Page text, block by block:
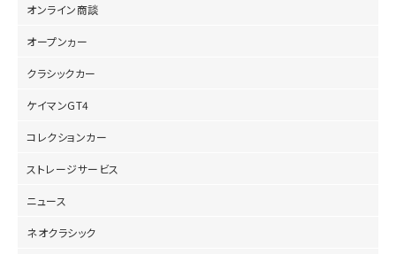
オンライン商談
オープンヵー
クラシックカー
ケイマンGT4
コレクションカー
ストレージサービス
ニュース
ネオクラシック